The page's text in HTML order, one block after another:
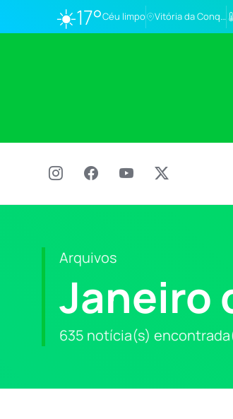
☀️17°Céu limpo Vitória da Conq…
Arquivos
Janeiro
635 notícia(s)